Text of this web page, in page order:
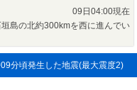
09日04:00現在
島の北約300kmを西に進んでい
分頃発生した地震(最大震度2)